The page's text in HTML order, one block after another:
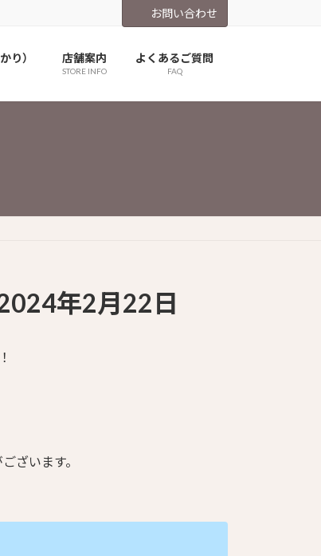
お問い合わせ
り） 店舗案内
STORE INFO
よくあるご質問
FAQ
年2月22日
ざいます。